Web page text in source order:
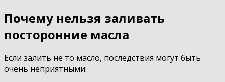
Почему нельзя заливать
посторонние масла
Если залить не то масло, последствия могут быть
очень неприятными: